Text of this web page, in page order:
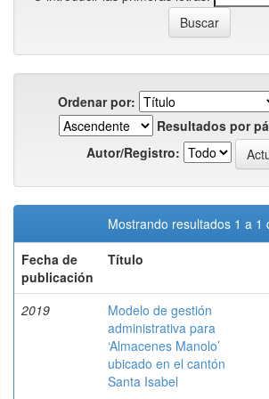
Ordenar por:
Resultados por
Autor/Registro:
Mostrando resultados 1 a 1
Fecha de
publicación
Título
2019
Modelo de gestión
administrativa para
‘Almacenes Manolo’
ubicado en el cantón
Santa Isabel